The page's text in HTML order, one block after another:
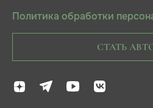
Политика обработки
СТАТЬ